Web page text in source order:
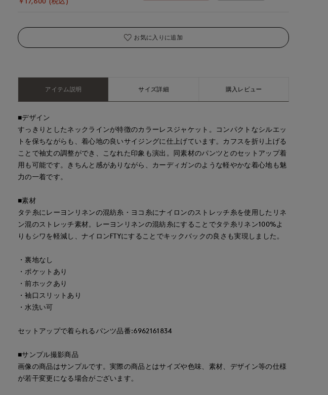
お気に入りに追加
アイテム説明 サイズ詳細 購入レビュー
■デザイン
すっきりとしたネックラインが特徴のカラーレスジャケット。コンパクトなシルエッ
トを保ちながらも、着心地の良いサイジングに仕上げています。カフスを折り上げる
ことで袖丈の調整ができ、こなれた印象も演出。同素材のパンツとのセットアップ着
用も可能です。きちんと感がありながら、カーディガンのような軽やかな着心地も魅
力の一着です。
■素材
タテ糸にレーヨンリネンの混紡糸・ヨコ糸にナイロンのストレッチ糸を使用したリネ
ン混のストレッチ素材。レーヨンリネンの混紡糸にすることでタテ糸リネン100%よ
りもシワを軽減し、ナイロンFTYにすることでキックバックの良さも実現しました。
・裏地なし
・ポケットあり
・前ホックあり
・袖口スリットあり
・水洗い可
セットアップで着られるパンツ品番:6962161834
■サンプル撮影商品
画像の商品はサンプルです。実際の商品とはサイズや色味、素材、デザイン等の仕様
が若干変更になる場合がございます。